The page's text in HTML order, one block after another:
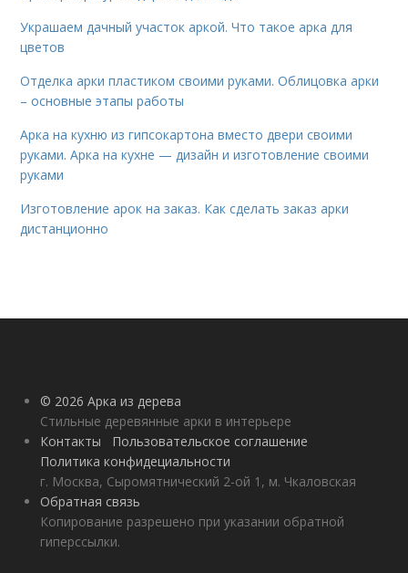
Украшаем дачный участок аркой. Что такое арка для
цветов
Отделка арки пластиком своими руками. Облицовка арки
– основные этапы работы
Арка на кухню из гипсокартона вместо двери своими
руками. Арка на кухне — дизайн и изготовление своими
руками
Изготовление арок на заказ. Как сделать заказ арки
дистанционно
© 2026 Арка из дерева
Стильные деревянные арки в интерьере
Контакты
Пользовательское соглашение
Политика конфидециальности
г. Москва, Сыромятнический 2-ой 1, м. Чкаловская
Обратная связь
Копирование разрешено при указании обратной
гиперссылки.